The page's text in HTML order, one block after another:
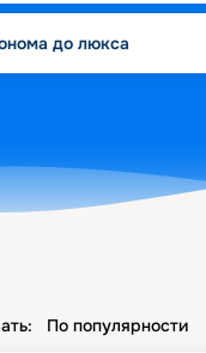
до люкса
По популярности